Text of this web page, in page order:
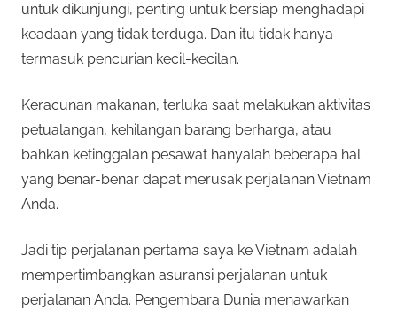
r
p
e
r
c
a
y
a
n
y
n
g
b
i
s
a
d
untuk dikunjungi, penting untuk bersiap menghadapi
keadaan yang tidak terduga. Dan itu tidak hanya
termasuk pencurian kecil-kecilan.
Keracunan makanan, terluka saat melakukan aktivitas
petualangan, kehilangan barang berharga, atau
bahkan ketinggalan pesawat hanyalah beberapa hal
yang benar-benar dapat merusak perjalanan Vietnam
Anda.
Jadi tip perjalanan pertama saya ke Vietnam adalah
mempertimbangkan asuransi perjalanan untuk
perjalanan Anda. Pengembara Dunia menawarkan